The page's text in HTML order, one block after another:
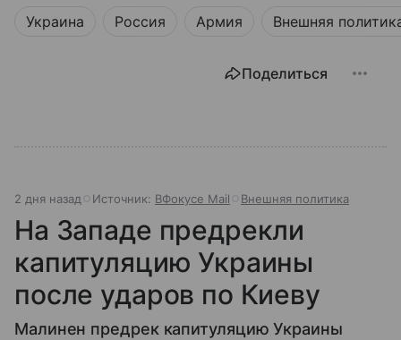
Украина Россия Армия Внешняя
Поделиться
2 дня назад Источник: ВФокусе Mail Внешняя политика
На Западе предрекли
капитуляцию Украины
после ударов по Киеву
Малинен предрек капитуляцию Украины